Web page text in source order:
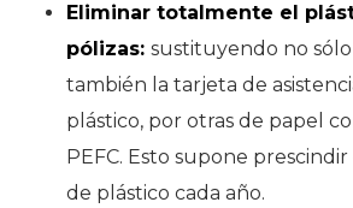
Eliminar totalmente el
pólizas: sustituyendo no
también la tarjeta de
plástico, por otras de papel
PEFC. Esto supone
de plástico cada año.